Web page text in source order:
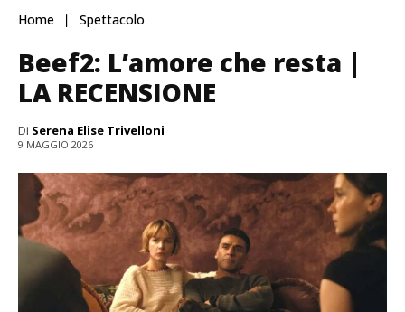
Home Spettacolo
Beef2: L’amore che resta |
LA RECENSIONE
Di Serena Elise Trivelloni
9 MAGGIO 2026